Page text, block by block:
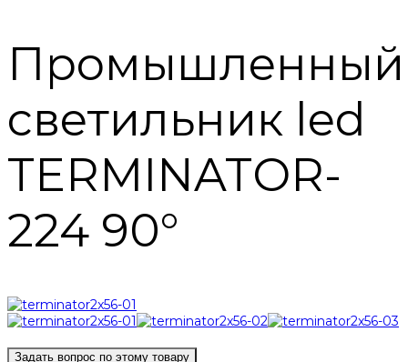
Промышленный
светильник led
TERMINATOR-
224 90°
Задать вопрос по этому товару